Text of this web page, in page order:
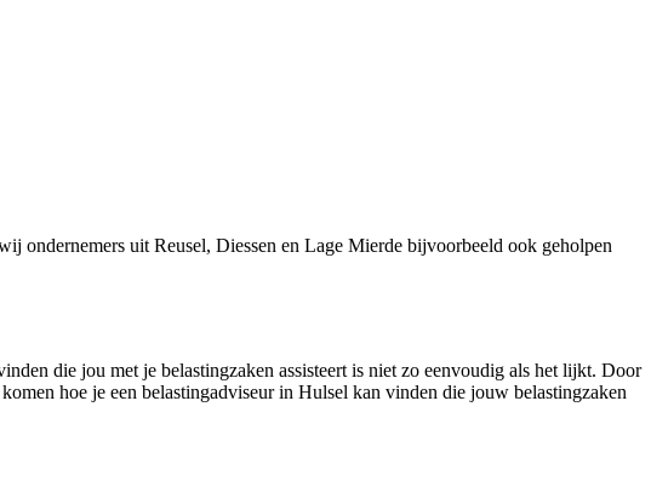
ondernemers uit Reusel, Diessen en Lage Mierde bijvoorbeeld ook geholpen
die jou met je belastingzaken assisteert is niet zo eenvoudig als het lijkt. Door
hoe je een belastingadviseur in Hulsel kan vinden die jouw belastingzaken